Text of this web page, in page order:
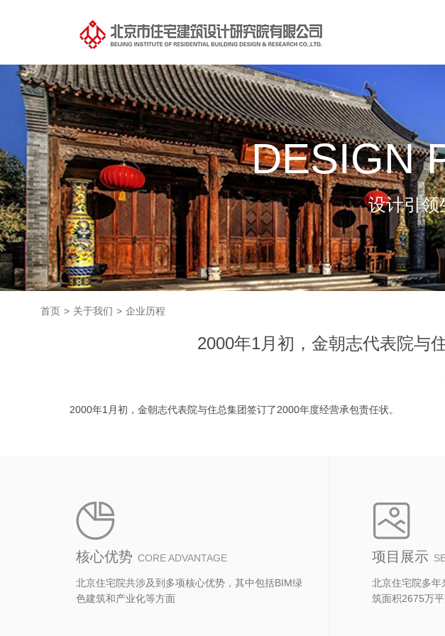
DESIGN
设计引领
首页 > 关于我们 > 企业历程
2000年1月初，金朝志代表院与
2000年1月初，金朝志代表院与住总集团签订了2000年度经营承包责任状。
核心优势 CORE ADVANTAGE
北京住宅院共涉及到多项核心优势，其中包括BIM绿
色建筑和产业化等方面
项目展示
北京住宅院多年
筑面积2675万